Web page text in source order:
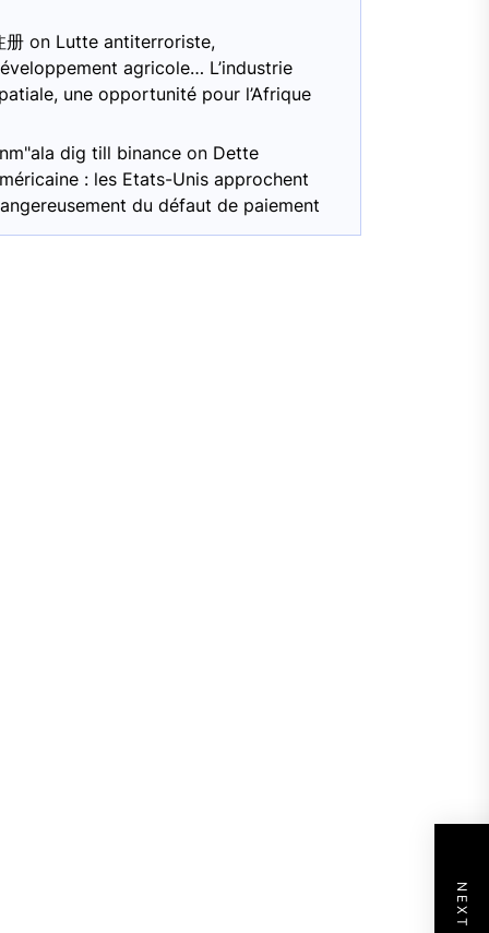
册 on Lutte antiterroriste,
agricole… L’industrie
une opportunité pour l’Afrique
dig till binance on Dette
: les Etats-Unis approchent
du défaut de paiement